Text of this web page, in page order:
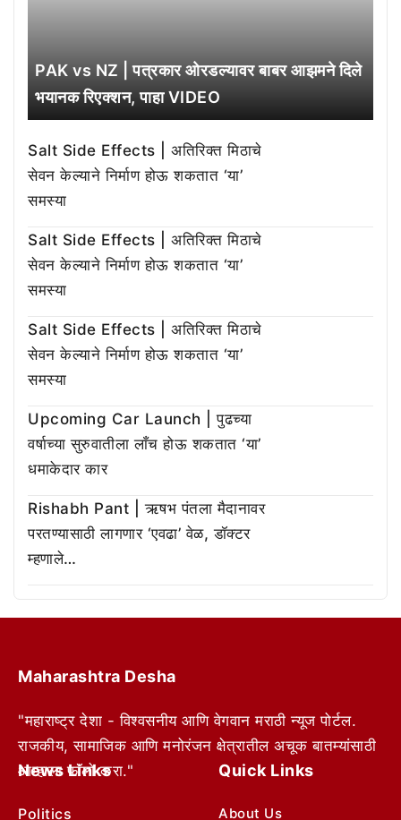
PAK vs NZ | पत्रकार ओरडल्यावर बाबर आझमने दिले
भयानक रिएक्शन, पाहा VIDEO
Salt Side Effects | अतिरिक्त मिठाचे
सेवन केल्याने निर्माण होऊ शकतात ‘या’
समस्या
Salt Side Effects | अतिरिक्त मिठाचे
सेवन केल्याने निर्माण होऊ शकतात ‘या’
समस्या
Salt Side Effects | अतिरिक्त मिठाचे
सेवन केल्याने निर्माण होऊ शकतात ‘या’
समस्या
Upcoming Car Launch | पुढच्या
वर्षाच्या सुरुवातीला लाँच होऊ शकतात ‘या’
धमाकेदार कार
Rishabh Pant | ऋषभ पंतला मैदानावर
परतण्यासाठी लागणार ‘एवढा’ वेळ, डॉक्टर
म्हणाले…
Maharashtra Desha
"महाराष्ट्र देशा - विश्वसनीय आणि वेगवान मराठी न्यूज पोर्टल.
राजकीय, सामाजिक आणि मनोरंजन क्षेत्रातील अचूक बातम्यांसाठी
आम्हाला फॉलो करा."
News Links
Politics
Quick Links
About Us